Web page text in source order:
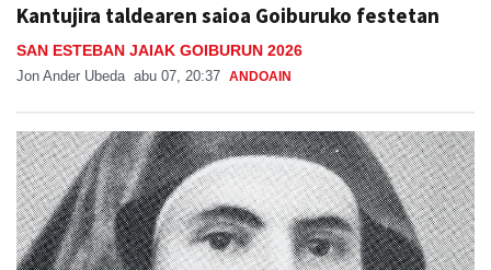
Kantujira taldearen saioa Goiburuko festetan
SAN ESTEBAN JAIAK GOIBURUN 2026
Jon Ander Ubeda abu 07, 20:37 ANDOAIN